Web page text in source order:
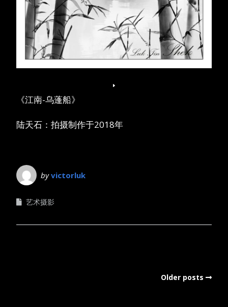
《江南-乌蓬船》
陆天石：拍摄制作于2018年
byvictorluk
艺术摄影
Older posts